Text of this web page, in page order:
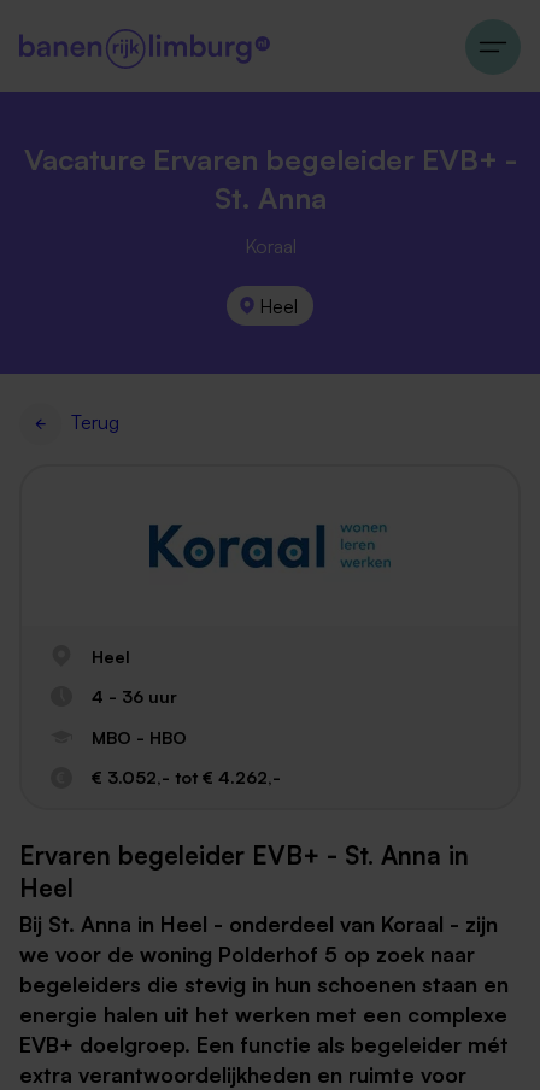
Vacature Ervaren begeleider EVB+ -
St. Anna
Koraal
Heel
Terug
Heel
4 - 36 uur
MBO - HBO
€ 3.052,- tot € 4.262,-
Ervaren begeleider EVB+ - St. Anna in
Heel
Bij St. Anna in Heel - onderdeel van Koraal - zijn
we voor de woning Polderhof 5 op zoek naar
begeleiders die stevig in hun schoenen staan en
energie halen uit het werken met een complexe
EVB+ doelgroep. Een functie als begeleider mét
extra verantwoordelijkheden en ruimte voor